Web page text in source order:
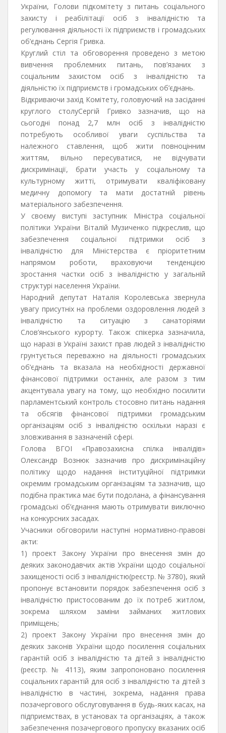
України, Голови підкомітету з питань соціального
захисту і реабілітації осіб з інвалідністю та
регулювання діяльності їх підприємств і громадських
об’єднань Сергія Гривка.
Круглий стіл та обговорення проведено з метою
вивчення проблемних питань, пов’язаних з
соціальним захистом осіб з інвалідністю та
діяльністю їх підприємств і громадських об’єднань.
Відкриваючи захід Комітету, головуючий на засіданні
круглого столуСергій Гривко зазначив, що на
сьогодні понад 2,7 млн осіб з інвалідністю
потребують особливої уваги суспільства та
належного ставлення, щоб жити повноцінним
життям, вільно пересуватися, не відчувати
дискримінації, брати участь у соціальному та
культурному житті, отримувати кваліфіковану
медичну допомогу та мати достатній рівень
матеріального забезпечення.
У своєму виступі заступник Міністра соціальної
політики України Віталій Музиченко підкреслив, що
забезпечення соціальної підтримки осіб з
інвалідністю для Міністерства є пріоритетним
напрямом роботи, враховуючи тенденцією
зростання частки осіб з інвалідністю у загальній
структурі населення України.
Народний депутат Наталія Королевська звернула
увагу присутніх на проблеми оздоровлення людей з
інвалідністю та ситуацію з санаторіями
Слов’янського курорту. Також спікерка зазначила,
що наразі в Україні захист прав людей з інвалідністю
грунтується переважно на діяльності громадських
об’єднань та вказала на необхідності державної
фінансової підтримки останніх, але разом з тим
акцентувала увагу на тому, що необхідно посилити
парламентський контроль стосовно питань надання
та обсягів фінансової підтримки громадським
організаціям осіб з інвалідністю оскільки наразі є
зловживання в зазначеній сфері.
Голова ВГОІ «Правозахисна спілка інвалідів»
Олександр Вознюк зазначив про дискримінаційну
політику щодо надання інституційної підтримки
окремим громадським організаціям та зазначив, що
подібна практика має бути подолана, а фінансування
громадські об’єднання мають отримувати виключно
на конкурсних засадах.
Учасники обговорили наступні нормативно-правові
акти:
1) проект Закону України про внесення змін до
деяких законодавчих актів України щодо соціальної
захищеності осіб з інвалідністю(реєстр. № 3780), який
пропонує встановити порядок забезпечення осіб з
інвалідністю пристосованим до їх потреб житлом,
зокрема шляхом заміни займаних житлових
приміщень;
2) проект Закону України про внесення змін до
деяких законів України щодо посилення соціальних
гарантій осіб з інвалідністю та дітей з інвалідністю
(реєстр. № 4113), яким запропоновано посилення
соціальних гарантій для осіб з інвалідністю та дітей з
інвалідністю в частині, зокрема, надання права
позачергового обслуговування в будь-яких касах, на
підприємствах, в установах та організаціях, а також
забезпечення позачергового пропуску вказаних осіб